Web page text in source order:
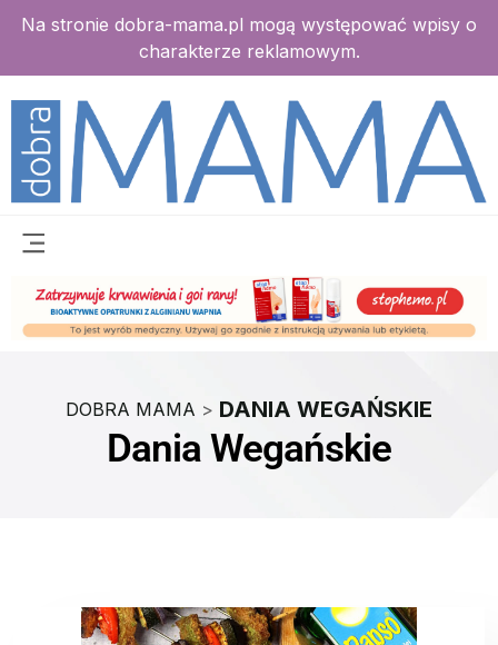
Na stronie dobra-mama.pl mogą występować wpisy o
charakterze reklamowym.
DOBRA MAMA > DANIA WEGAŃSKIE
Dania Wegańskie